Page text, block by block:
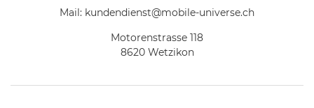
Mail: kundendienst@mobile-universe.ch
Motorenstrasse 118
8620 Wetzikon